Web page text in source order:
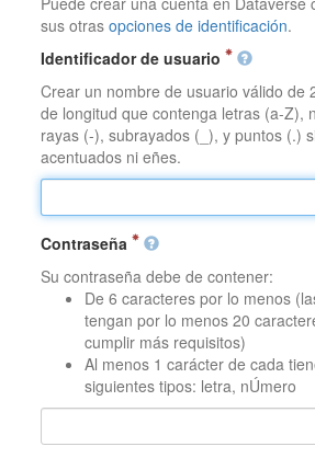
sus otrasopciones de identificación.
Identificador de usuario
Crear un nombre de usuario válido de
de longitud que contenga letras (a-Z),
rayas (-), subrayados (_), y puntos (.)
acentuados ni eñes.
Contraseña
Su contraseña debe de contener:
De 6 caracteres por lo menos
tengan por lo menos 20
cumplir más requisitos)
Al menos 1 carácter de cada
siguientes tipos: letra, nÚmero